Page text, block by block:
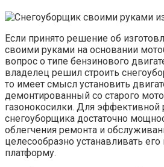
Если принято решение об
своими руками на основании
вопрос о типе бензинового
владелец решил строить
то имеет смысл установить
демонтированный со старого
газонокосилки. Для эффективной
снегоуборщика достаточно
облегчения ремонта и
целесообразно устанавливать
платформу.